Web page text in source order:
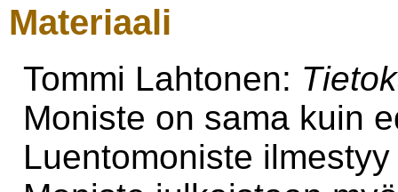
Materiaali
Tommi Lahtonen:
Moniste on sama kuin
Luentomoniste